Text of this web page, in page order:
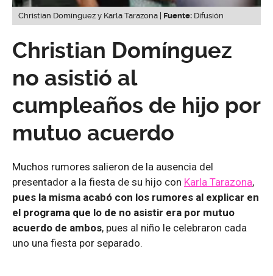
Christian Domínguez y Karla Tarazona | Fuente: Difusión
Christian Domínguez
no asistió al
cumpleaños de hijo por
mutuo acuerdo
Muchos rumores salieron de la ausencia del
presentador a la fiesta de su hijo con Karla Tarazona,
pues la misma acabó con los rumores al explicar en
el programa que lo de no asistir era por mutuo
acuerdo de ambos, pues al niño le celebraron cada
uno una fiesta por separado.